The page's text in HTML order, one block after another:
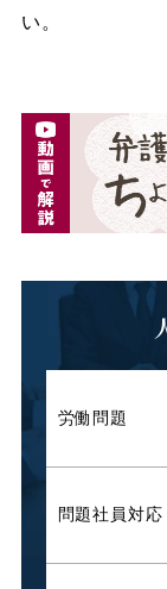
い。
労働問題
問題社員対応